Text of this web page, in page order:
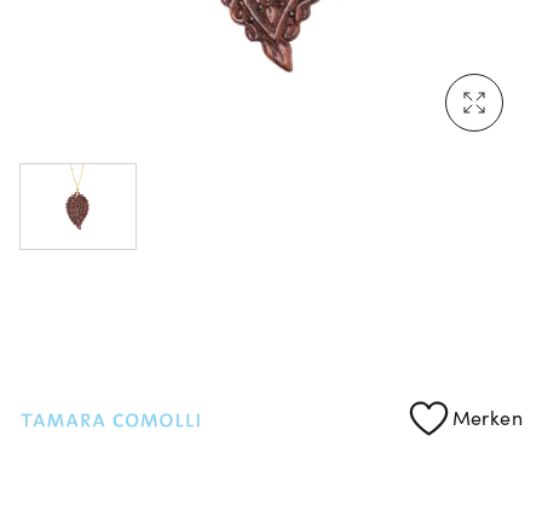
Merken